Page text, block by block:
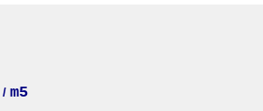
/ m5